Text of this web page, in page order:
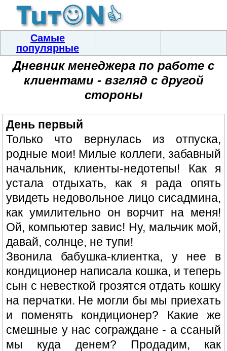
Самые
популярные
Дневник менеджера по работе с
клиентами - взгляд с другой
стороны
День первый
Только что вернулась из отпуска,
родные мои! Милые коллеги, забавный
начальник, клиенты-недотепы! Как я
устала отдыхать, как я рада опять
увидеть недовольное лицо сисадмина,
как умилительно он ворчит на меня!
Ой, компьютер завис! Ну, мальчик мой,
давай, солнце, не тупи!
Звонила бабушка-клиентка, у нее в
кондиционер написала кошка, и теперь
сын с невесткой грозятся отдать кошку
на перчатки. Не могли бы мы приехать
и поменять кондиционер? Какие же
смешные у нас сограждане - а ссаный
мы куда денем? Продадим, как